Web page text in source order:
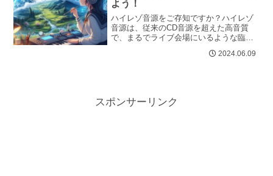
よう！
ハイレゾ音源をご存知ですか？ハイレゾ
音源は、従来のCD音源を超えた高音質
で、まるでライブ会場にいるような臨場
し、ハイレゾ音源とは何か、どうやっ
2024.06.09
スポンサーリンク